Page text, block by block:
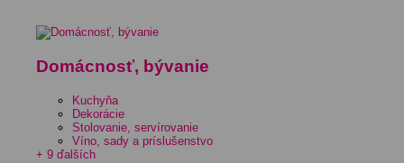
Domácnosť, bývanie
Kuchyňa
Dekorácie
Stolovanie, servírovanie
Víno, sady a príslušenstvo
+ 9 ďalších